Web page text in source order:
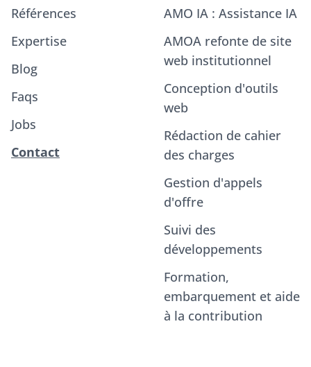
Références
Expertise
Blog
Faqs
Jobs
Contact
AMO IA : Assistance IA
AMOA refonte de site
web institutionnel
Conception d'outils
web
Rédaction de cahier
des charges
Gestion d'appels
d'offre
Suivi des
développements
Formation,
embarquement et aide
à la contribution